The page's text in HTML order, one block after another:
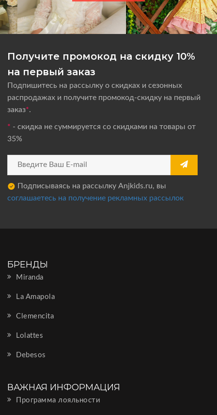
Получите промокод на скидку 10%
на первый заказ
Подпишитесь на рассылку о скидках и сезонных
распродажах и получите промокод-скидку на первый
заказ*.
* - скидка не суммируется со скидками на товары от
35%
Подписываясь на рассылку Anjkids.ru, вы
соглашаетесь на получение рекламных рассылок
БРЕНДЫ
Miranda
La Amapola
Clemencita
Lolattes
Debesos
ВАЖНАЯ ИНФОРМАЦИЯ
Программа лояльности